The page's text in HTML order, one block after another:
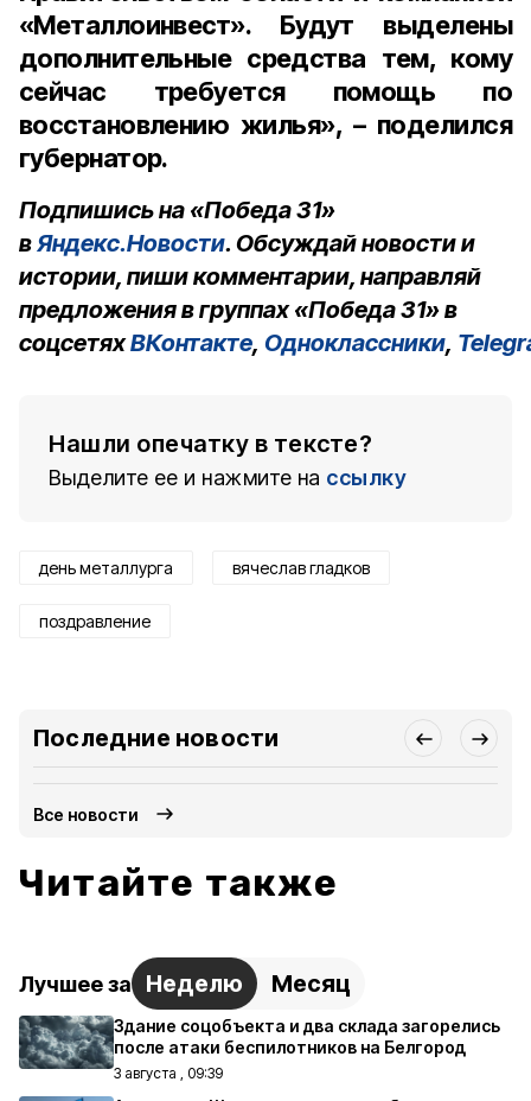
«Металлоинвест». Будут выделены
дополнительные средства тем, кому
сейчас требуется помощь по
восстановлению жилья», – поделился
губернатор.
Подпишись на «Победа 31»
вЯндекс.Новости. Обсуждай новости и
истории, пиши комментарии, направляй
предложения в группах «Победа 31» в
соцсетяхВКонтакте, Одноклассники,
Нашли опечатку в тексте?
Выделите ее и нажмите на ссылку
день металлурга вячеслав гладков
поздравление
Последние новости
Все новости
Читайте также
Лучшее за Неделю Месяц
Здание соцобъекта и два склада загорелись
после атаки беспилотников на Белгород
3 августа , 09:39